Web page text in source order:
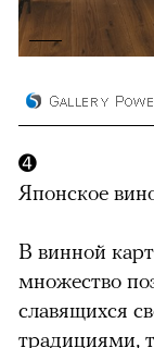
➍
Японское
В винной
множество
славящихся
традициями,